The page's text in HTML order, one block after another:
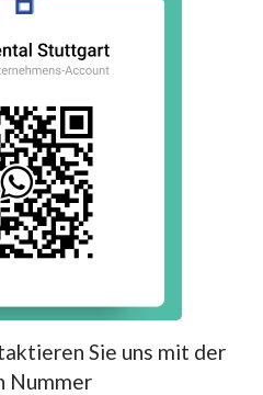
Sie uns mit der
Nummer